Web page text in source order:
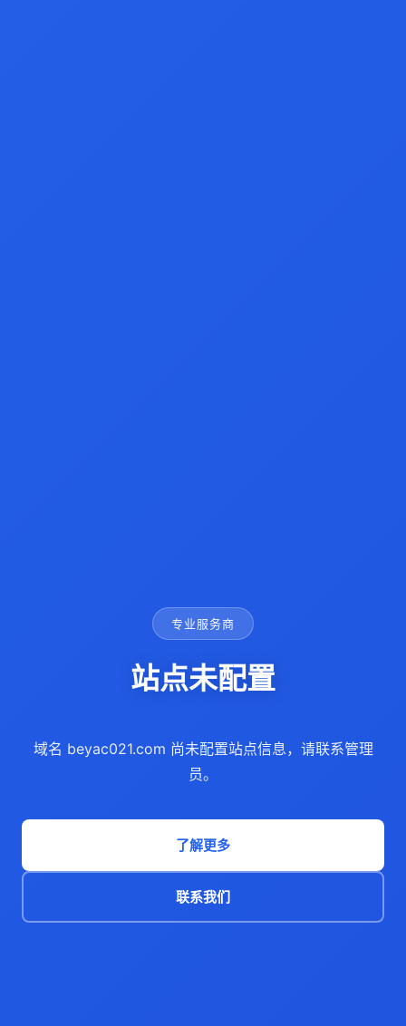
专业服务商
站点未配置
域名 beyac021.com 尚未配置站点信息，请联系管理
员。
了解更多
联系我们